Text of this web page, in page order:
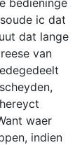
bedieninge
ic dat
dat lange
van
waer
indien